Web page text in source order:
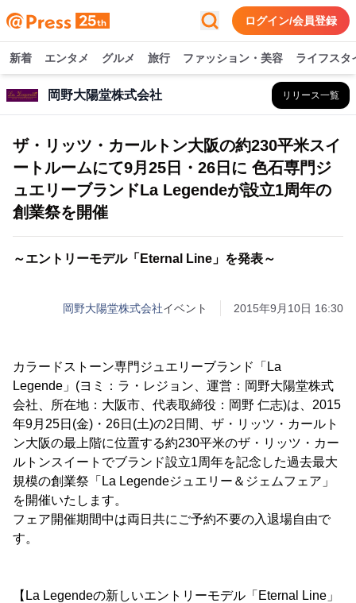
ログイン/会員登録
新着 エンタメ グルメ 旅行 ファッション・美容 ライフスタ
岡野大陽堂株式会社 リリース一覧
ザ・リッツ・カールトン大阪の約230平米スイ
ートルームにて9月25日・26日に 色石専門ジ
ュエリーブランドLa Legendeが設立1周年の
創業祭を開催
～エントリーモデル「Eternal Line」を発表～
岡野大陽堂株式会社イベント 2015年9月10日 16:30
カラードストーン専門ジュエリーブランド「La
Legende」(ヨミ：ラ・レジョン、運営：岡野大陽堂株式
会社、所在地：大阪市、代表取締役：岡野 仁志)は、2015
年9月25日(金)・26日(土)の2日間、ザ・リッツ・カールト
ン大阪の最上階に位置する約230平米のザ・リッツ・カー
ルトンスイートでブランド設立1周年を記念した過去最大
規模の創業祭「La Legendeジュエリー＆ジェムフェア」
を開催いたします。
フェア開催期間中は両日共にご予約不要の入退場自由で
す。
【La Legendeの新しいエントリーモデル「Eternal Line」